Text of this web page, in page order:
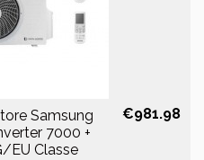
Samsung
7000 +
EU Classe
€981.98